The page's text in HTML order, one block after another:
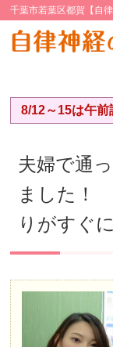
千葉市若葉区都賀【自
8/12～15は午前
夫婦で通
ました！
りがすぐ